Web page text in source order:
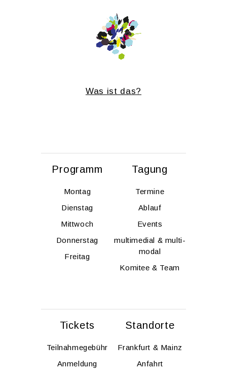
Was ist das?
Pro­gramm
Mon­tag
Diens­tag
Mitt­woch
Don­ners­tag
Frei­tag
Ta­gung
Ter­mi­ne
Ab­lauf
Events
mul­ti­me­di­al & mul­ti­
modal
Ko­mi­tee & Team
Ti­ckets
Teil­nah­me­ge­bühr
An­mel­dung
Stand­or­te
Frank­furt & Mainz
An­fahrt